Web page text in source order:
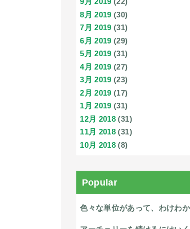
8月 2019 (30)
7月 2019 (31)
6月 2019 (29)
5月 2019 (31)
4月 2019 (27)
3月 2019 (23)
2月 2019 (17)
1月 2019 (31)
12月 2018 (31)
11月 2018 (31)
10月 2018 (8)
Popular
色々な単位があって、わけわか